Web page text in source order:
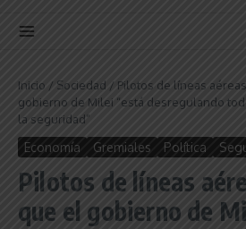
Inicio / Sociedad / Pilotos de líneas
gobierno de Milei “está desregulando
la seguridad”
Economía Gremiales Política
Pilotos de líneas
que el gobierno de